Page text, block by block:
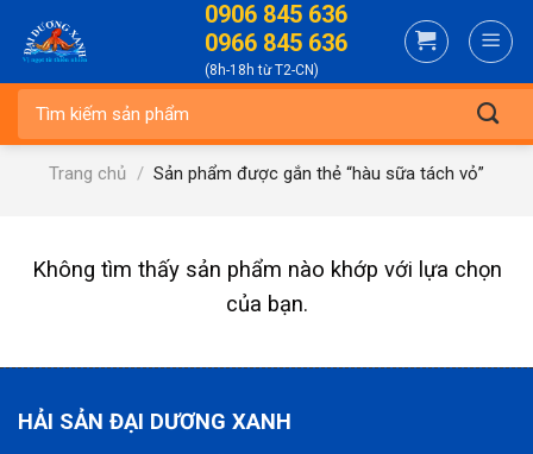
content
0906 845 636
0966 845 636
(8h-18h từ T2-CN)
Trang chủ / Sản phẩm được gắn thẻ “hàu sữa tách vỏ”
Không tìm thấy sản phẩm nào khớp với lựa chọn
của bạn.
HẢI SẢN ĐẠI DƯƠNG XANH